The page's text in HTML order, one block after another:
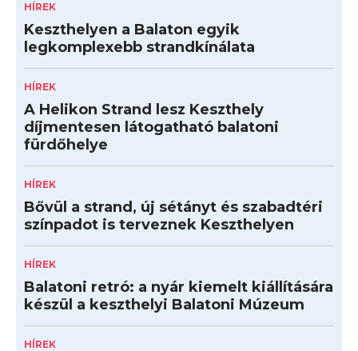
HÍREK
Keszthelyen a Balaton egyik
legkomplexebb strandkínálata
HÍREK
A Helikon Strand lesz Keszthely
díjmentesen látogatható balatoni
fürdőhelye
HÍREK
Bővül a strand, új sétányt és szabadtéri
színpadot is terveznek Keszthelyen
HÍREK
Balatoni retró: a nyár kiemelt kiállítására
készül a keszthelyi Balatoni Múzeum
HÍREK